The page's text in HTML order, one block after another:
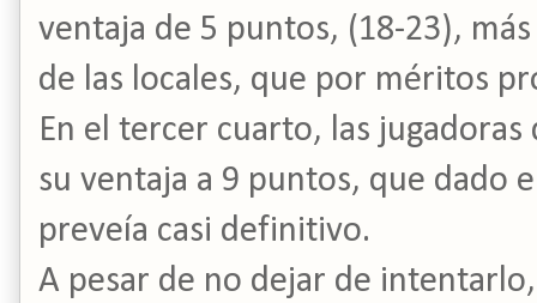
ventaja de 5 puntos, (18-23),
de las locales, que por méritos
En el tercer cuarto, las
su ventaja a 9 puntos, que dado
preveía casi definitivo.
A pesar de no dejar de